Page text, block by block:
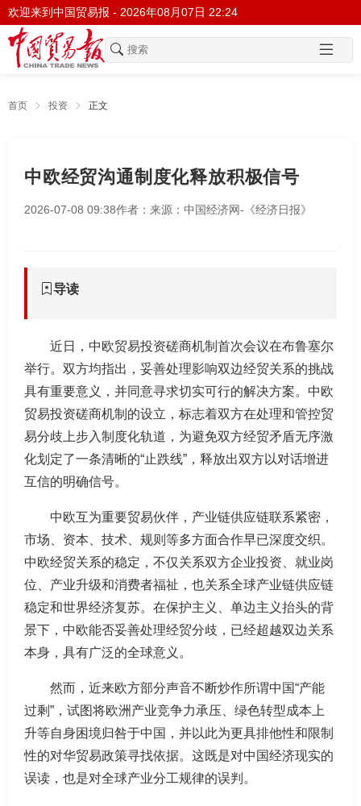
欢迎来到中国贸易报 - 2026年08月07日 22:24
首页 投资 正文
中欧经贸沟通制度化释放积极信号
2026-07-08 09:38作者： 来源：中国经济网-《经济日报》
导读
近日，中欧贸易投资磋商机制首次会议在布鲁塞尔
举行。双方均指出，妥善处理影响双边经贸关系的挑战
具有重要意义，并同意寻求切实可行的解决方案。中欧
贸易投资磋商机制的设立，标志着双方在处理和管控贸
易分歧上步入制度化轨道，为避免双方经贸矛盾无序激
化划定了一条清晰的“止跌线”，释放出双方以对话增进
互信的明确信号。
中欧互为重要贸易伙伴，产业链供应链联系紧密，
市场、资本、技术、规则等多方面合作早已深度交织。
中欧经贸关系的稳定，不仅关系双方企业投资、就业岗
位、产业升级和消费者福祉，也关系全球产业链供应链
稳定和世界经济复苏。在保护主义、单边主义抬头的背
景下，中欧能否妥善处理经贸分歧，已经超越双边关系
本身，具有广泛的全球意义。
然而，近来欧方部分声音不断炒作所谓中国“产能
过剩”，试图将欧洲产业竞争力承压、绿色转型成本上
升等自身困境归咎于中国，并以此为更具排他性和限制
性的对华贸易政策寻找依据。这既是对中国经济现实的
误读，也是对全球产业分工规律的误判。